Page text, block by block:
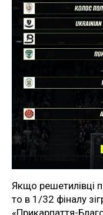
Якщо решетилівці
то в 1/32 фіналу